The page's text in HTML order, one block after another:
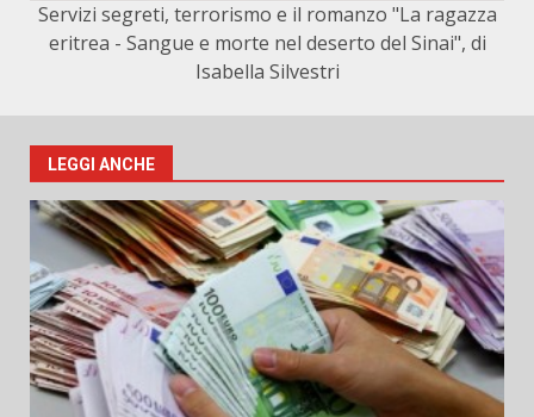
Servizi segreti, terrorismo e il romanzo "La ragazza
eritrea - Sangue e morte nel deserto del Sinai", di
Isabella Silvestri
LEGGI ANCHE